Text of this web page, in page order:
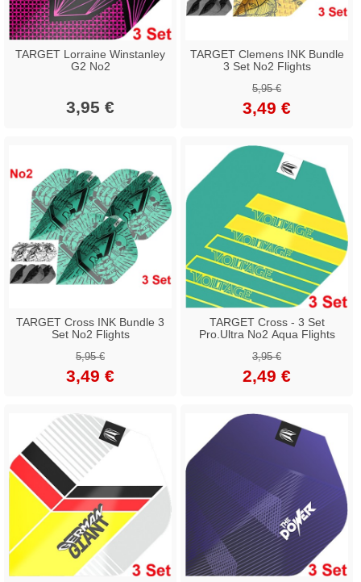
TARGET Lorraine Winstanley
G2 No2
3,95 €
TARGET Clemens INK Bundle
3 Set No2 Flights
5,95 €
3,49 €
TARGET Cross INK Bundle 3
Set No2 Flights
5,95 €
3,49 €
TARGET Cross - 3 Set
Pro.Ultra No2 Aqua Flights
3,95 €
2,49 €